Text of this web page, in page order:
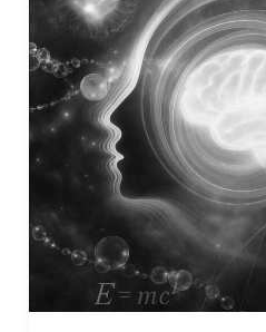
QUANTENUNIVERSUM